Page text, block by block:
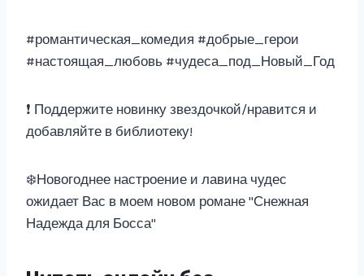
#романтическая_комедия #добрые_герои
#настоящая_любовь #чудеса_под_Новый_Год
❗ Поддержите новинку звездочкой/нравится и
добавляйте в библиотеку!
❄️Новогоднее настроение и лавина чудес
ожидает Вас в моем новом романе "Снежная
Надежда для Босса"